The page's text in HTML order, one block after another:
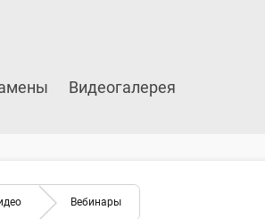
Видеогалерея
Вебинары